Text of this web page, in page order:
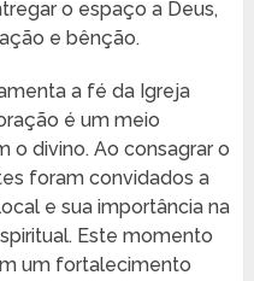
o espaço a Deus,
e bênção.
a fé da Igreja
é um meio
o divino. Ao consagrar o
foram convidados a
e sua importância na
Este momento
um fortalecimento